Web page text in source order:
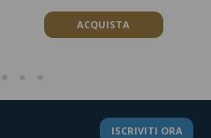
ACQUISTA
ISCRIVITI ORA